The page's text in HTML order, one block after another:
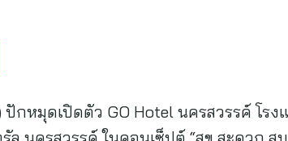
หมุดเปิดตัว GO Hotel นครสวรรค์ โรง